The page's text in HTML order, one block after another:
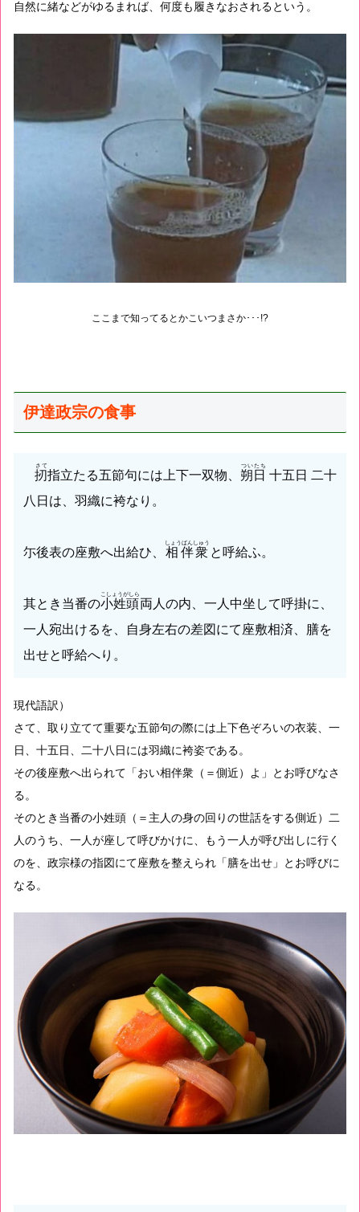
自然に緒などがゆるまれば、何度も履きなおされるという。
ここまで知ってるとかこいつまさか･･･!?
伊達政宗の食事
扨
さて
指立たる五節句には上下一双物、 朔日
ついたち
十五日 二十
八日は、羽織に袴なり。
尓後表の座敷へ出給ひ、 相伴衆
しょうばんしゅう
と呼給ふ。
其とき当番の小姓頭
こしょうがしら
両人の内、一人中坐して呼掛に、
一人宛出けるを、自身左右の差図にて座敷相済、膳を
出せと呼給へり。
現代語訳）
さて、取り立てて重要な五節句の際には上下色ぞろいの衣装、一
日、十五日、二十八日には羽織に袴姿である。
その後座敷へ出られて「おい相伴衆（＝側近）よ」とお呼びなさ
る。
そのとき当番の小姓頭（＝主人の身の回りの世話をする側近）二
人のうち、一人が座して呼びかけに、もう一人が呼び出しに行く
のを、政宗様の指図にて座敷を整えられ「膳を出せ」とお呼びに
なる。